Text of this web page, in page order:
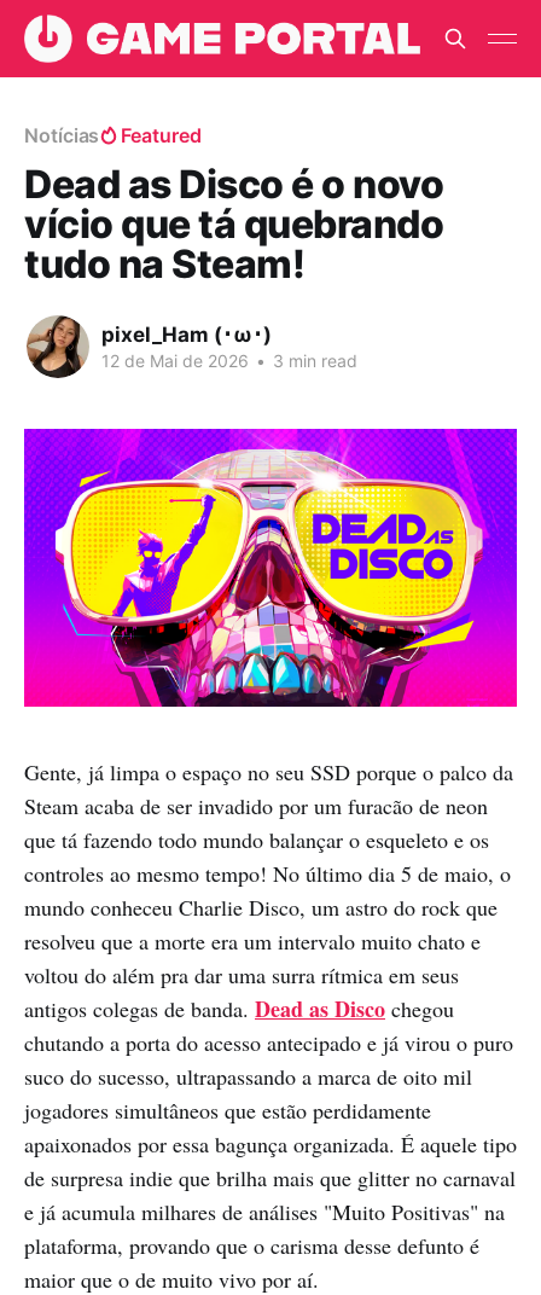
Notícias Featured
Dead as Disco é o novo
vício que tá quebrando
tudo na Steam!
pixel_Ham (･ω･)
12 de Mai de 2026 • 3 min read
Gente, já limpa o espaço no seu SSD porque o palco da
Steam acaba de ser invadido por um furacão de neon
que tá fazendo todo mundo balançar o esqueleto e os
controles ao mesmo tempo! No último dia 5 de maio, o
mundo conheceu Charlie Disco, um astro do rock que
resolveu que a morte era um intervalo muito chato e
voltou do além pra dar uma surra rítmica em seus
antigos colegas de banda. Dead as Disco chegou
chutando a porta do acesso antecipado e já virou o puro
suco do sucesso, ultrapassando a marca de oito mil
jogadores simultâneos que estão perdidamente
apaixonados por essa bagunça organizada. É aquele tipo
de surpresa indie que brilha mais que glitter no carnaval
e já acumula milhares de análises "Muito Positivas" na
plataforma, provando que o carisma desse defunto é
maior que o de muito vivo por aí.